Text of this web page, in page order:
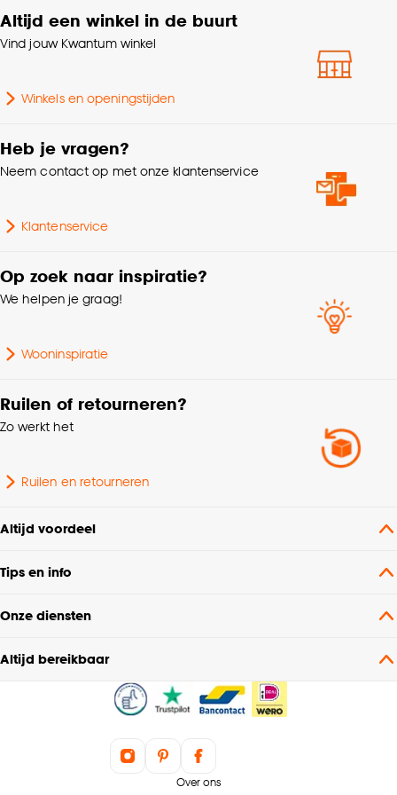
klikken.
Goed om te weten is dat je deze keuze altijd nog
cookieverklaring.
Breedte 10 CM
Altijd een winkel in de buurt
Vind jouw Kwantum winkel
Winkels en openingstijden
Heb je vragen?
Neem contact op met onze klantenservice
Klantenservice
Op zoek naar inspiratie?
We helpen je graag!
Wooninspiratie
Ruilen of retourneren?
Zo werkt het
Ruilen en retourneren
Altijd voordeel
Tips en info
Onze diensten
Altijd bereikbaar
Over ons